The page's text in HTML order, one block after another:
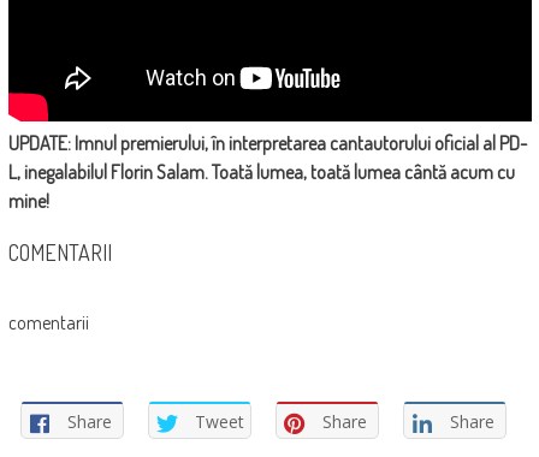
UPDATE: Imnul premierului, în interpretarea cantautorului oficial al PD-
L, inegalabilul Florin Salam. Toată lumea, toată lumea cântă acum cu
mine!
COMENTARII
comentarii
Share Tweet Share Share